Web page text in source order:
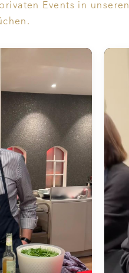
Events in unseren